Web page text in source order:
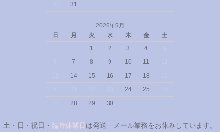
31
2026年9月
日
月 火 水 木 金
土
1
2 3 4
7 8 9 10 11
14 15 16 17 18
24 25
28 29 30
土・日・祝日・ 臨時休業日 は発送・メール業務をお休みしています。